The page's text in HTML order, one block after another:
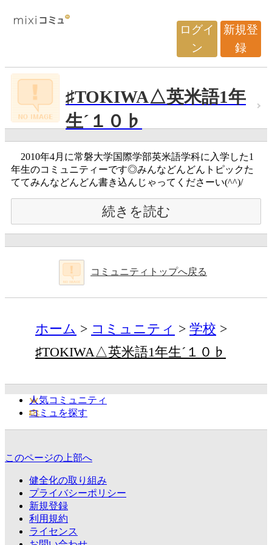
ログイ
ン
新規登
録
♯TOKIWA△英米語1年
生´１０♭
2010年4月に常磐大学国際学部英米語学科に入学した1
年生のコミュニティーです◎みんなどんどんトピックた
ててみんなどんどん書き込んじゃってくださーい(^^)/
続きを読む
コミュニティトップへ戻る
ホーム コミュニティ
学校
♯TOKIWA△英米語1年生´１０♭
人気コミュニティ
コミュを探す
このページの上部へ
健全化の取り組み
プライバシーポリシー
新規登録
利用規約
ライセンス